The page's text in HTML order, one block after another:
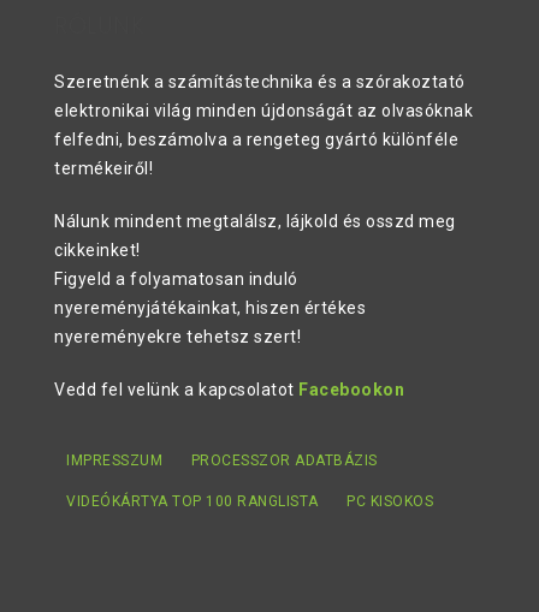
Szeretnénk a számítástechnika és a szórakoztató
elektronikai világ minden újdonságát az olvasóknak
felfedni, beszámolva a rengeteg gyártó különféle
termékeiről!
Nálunk mindent megtalálsz, lájkold és osszd meg
cikkeinket!
Figyeld a folyamatosan induló
nyereményjátékainkat, hiszen értékes
nyereményekre tehetsz szert!
Vedd fel velünk a kapcsolatot Facebookon
IMPRESSZUM PROCESSZOR ADATBÁZIS
VIDEÓKÁRTYA TOP 100 RANGLISTA PC KISOKOS